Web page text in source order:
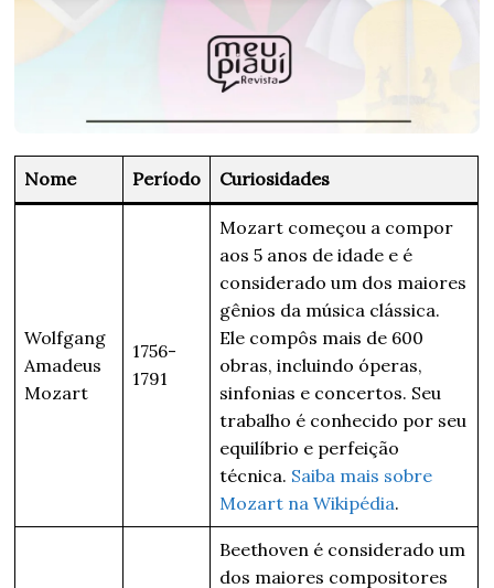
Nome Período Curiosidades
Wolfgang
Amadeus
Mozart
1756-
1791
Mozart começou a compor
aos 5 anos de idade e é
considerado um dos maiores
gênios da música clássica.
Ele compôs mais de 600
obras, incluindo óperas,
sinfonias e concertos. Seu
trabalho é conhecido por seu
equilíbrio e perfeição
técnica. Saiba mais sobre
Mozart na Wikipédia.
Beethoven é considerado um
dos maiores compositores